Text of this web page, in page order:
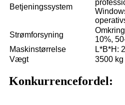
Betjeningssystem
Strømforsyning
10%,
Maskinstørrelse
L*B*H:
Vægt
3500 kg
Konkurrencefordel: